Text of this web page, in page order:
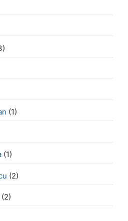
(1)
(1)
(2)
(2)